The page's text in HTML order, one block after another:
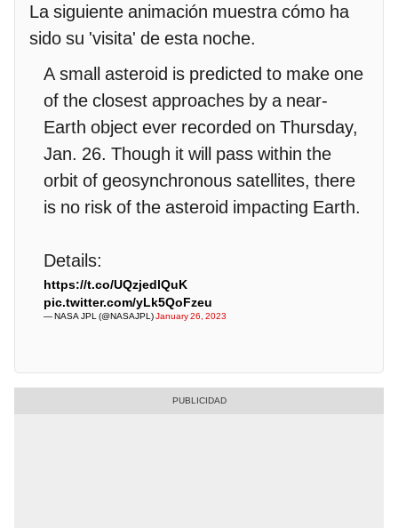
La siguiente animación muestra cómo ha
sido su 'visita' de esta noche.
A small asteroid is predicted to make one
of the closest approaches by a near-
Earth object ever recorded on Thursday,
Jan. 26. Though it will pass within the
orbit of geosynchronous satellites, there
is no risk of the asteroid impacting Earth.
Details:
https://t.co/UQzjedlQuK
pic.twitter.com/yLk5QoFzeu
— NASA JPL (@NASAJPL)January 26, 2023